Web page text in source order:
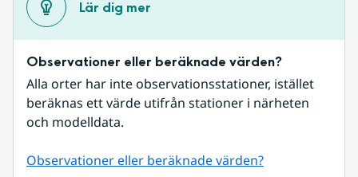
Lär dig mer
Observationer eller beräknade värden?
Alla orter har inte observationsstationer, istället
beräknas ett värde utifrån stationer i närheten
och modelldata.
Observationer eller beräknade värden?